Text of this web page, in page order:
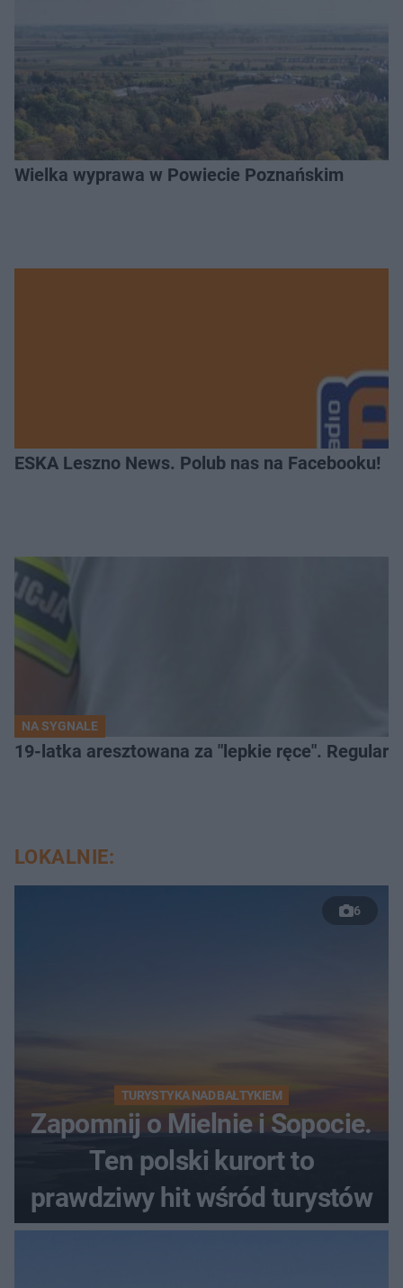
Wielka wyprawa w Powiecie Poznańskim
ESKA Leszno News. Polub nas na Facebooku!
NA SYGNALE
19-latka aresztowana za "lepkie ręce".
LOKALNIE:
6
TURYSTYKA NAD BAŁTYKIEM
Zapomnij o Mielnie i Sopocie.
Ten polski kurort to
prawdziwy hit wśród turystów